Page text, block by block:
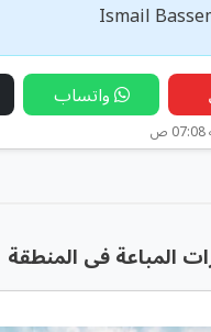
Ismail
واتساب
المباعة فى المنطقة